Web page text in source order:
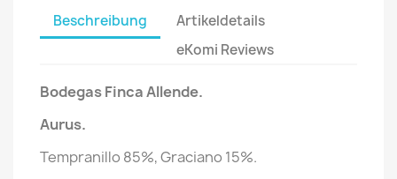
Beschreibung
Artikeldetails
eKomi Reviews
Bodegas Finca Allende.
Aurus.
Tempranillo 85%, Graciano 15%.